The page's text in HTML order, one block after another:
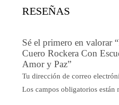
RESEÑAS
Sé el primero en valorar
Cuero Rockera Con
Amor y Paz”
Tu dirección de correo
Los campos obligatorios están